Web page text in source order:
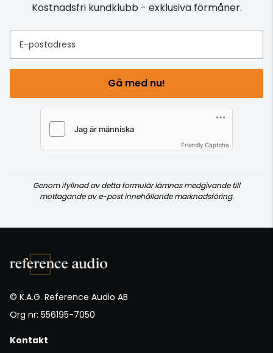
Kostnadsfri kundklubb - exklusiva förmåner.
E-postadress
Gå med nu!
Friendly Captcha
Genom ifyllnad av detta formulär lämnas medgivande till
mottagande av e-post innehållande marknadsföring.
© K.A.G. Reference Audio AB
Org nr: 556195-7050
Kontakt